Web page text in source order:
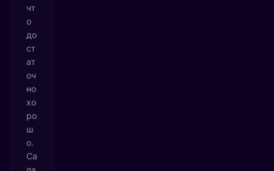
чт
о
до
ст
ат
оч
но
хо
ро
ш
о.
Са